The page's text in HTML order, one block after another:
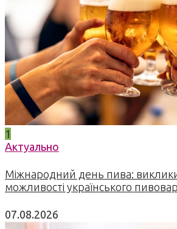
1
Актуально
Міжнародний день пива: виклики
можливості українського
07.08.2026